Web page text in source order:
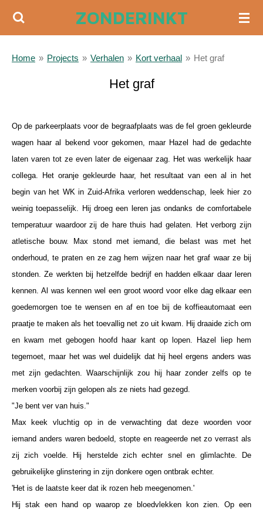
Ga
de
ZONDERINKT
Home » Projects » Verhalen » Kort verhaal » Het graf
Het graf
Op de parkeerplaats voor de begraafplaats was de fel groen gekleurde
wagen haar al bekend voor gekomen, maar Hazel had de gedachte
laten varen tot ze even later de eigenaar zag. Het was werkelijk haar
collega. Het oranje gekleurde haar, het resultaat van een al in het
begin van het WK in Zuid-Afrika verloren weddenschap, leek hier zo
weinig toepasselijk. Hij droeg een leren jas ondanks de comfortabele
temperatuur waardoor zij de hare thuis had gelaten. Het verborg zijn
atletische bouw. Max stond met iemand, die belast was met het
onderhoud, te praten en ze zag hem wijzen naar het graf waar ze bij
stonden. Ze werkten bij hetzelfde bedrijf en hadden elkaar daar leren
kennen. Al was kennen wel een groot woord voor elke dag elkaar een
goedemorgen toe te wensen en af en toe bij de koffieautomaat een
praatje te maken als het toevallig net zo uit kwam. Hij draaide zich om
en kwam met gebogen hoofd haar kant op lopen. Hazel liep hem
tegemoet, maar het was wel duidelijk dat hij heel ergens anders was
met zijn gedachten. Waarschijnlijk zou hij haar zonder zelfs op te
merken voorbij zijn gelopen als ze niets had gezegd.
"Je bent ver van huis."
Max keek vluchtig op in de verwachting dat deze woorden voor
iemand anders waren bedoeld, stopte en reageerde net zo verrast als
zij zich voelde. Hij herstelde zich echter snel en glimlachte. De
gebruikelijke glinstering in zijn donkere ogen ontbrak echter.
'Het is de laatste keer dat ik rozen heb meegenomen.'
Hij stak een hand op waarop ze bloedvlekken kon zien. Op een